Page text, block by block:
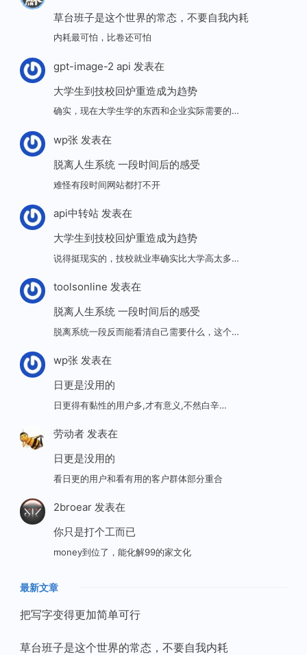
草台班子是这个世界的常态，不要自我内耗
内耗最可怕，比卷还可怕
gpt-image-2 api 发表在
大学生到技校回炉重造成为趋势
确实，现在大学生学的东西和企业实际需要的…
wp张发表在
脱离人生系统 一段时间后的感受
难怪有段时间网站都打不开
api中转站发表在
大学生到技校回炉重造成为趋势
说得挺现实的，技校就业率确实比大学高太多…
toolsonline 发表在
脱离人生系统 一段时间后的感受
脱离系统一段反而能看清自己需要什么，这个…
wp张发表在
日更是没用的
日更得有黏性的用户多,才有意义,不然白辛…
劳动者发表在
日更是没用的
看日更的用户和看有用的客户群体部分重合
2broear发表在
你只是打个工而已
money到位了，能化解99的家文化
最新文章
把写字变得更加简单可行
草台班子是这个世界的常态，不要自我内耗